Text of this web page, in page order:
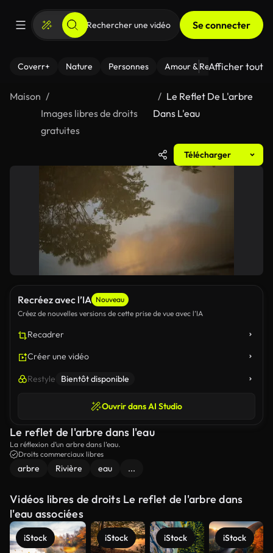
Se connecter
Coverr+ Nature Personnes Amour & Relations Le
Afficher tout
Maison
Images libres de droits
gratuites
Le Reflet De L'arbre
Dans L'eau
Télécharger
Recréez avec l’IA Nouveau
Créez de nouvelles versions de cette prise de vue avec l’IA
Recadrer
Créer une vidéo
Restyle Bientôt disponible
Ouvrir dans AI Studio
Le reflet de l'arbre dans l'eau
La réflexion d’un arbre dans l’eau.
Droits commerciaux libres
arbre Rivière eau ...
Vidéos libres de droits Le reflet de l'arbre dans
l'eau associées
iStock iStock iStock iStock